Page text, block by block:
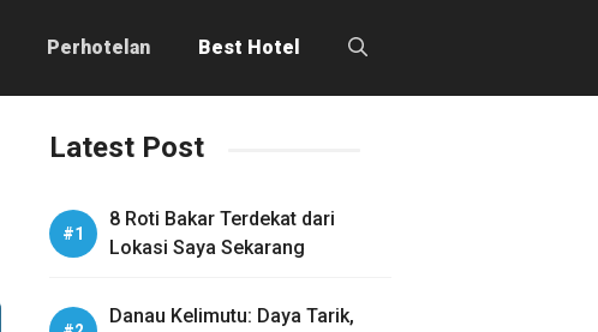
Perhotelan Best Hotel
Latest Post
8 Roti Bakar Terdekat dari
Lokasi Saya Sekarang
Danau Kelimutu: Daya Tarik,